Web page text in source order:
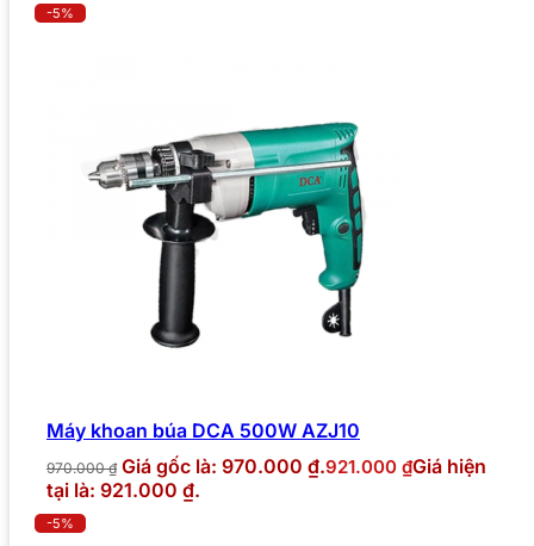
-5%
Máy khoan búa DCA 500W AZJ10
970.000₫ Giá gốc là: 970.000 ₫.921.000 ₫Giá hiện
tại là: 921.000 ₫.
-5%